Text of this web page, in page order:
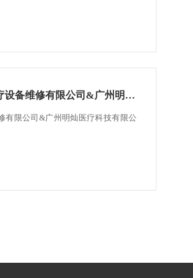
“精耕致远，携手共进”广州奥得富医疗设备维修有限公司&广州明灿医疗科技有限公司2024年迎新年会
有限公司&广州明灿医疗科技有限公